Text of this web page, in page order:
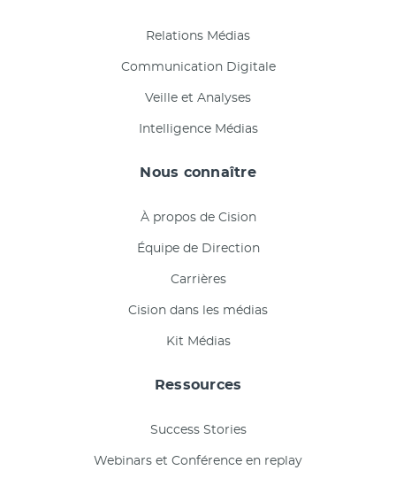
Relations Médias
Communication Digitale
Veille et Analyses
Intelligence Médias
Nous connaître
À propos de Cision
Équipe de Direction
Carrières
Cision dans les médias
Kit Médias
Ressources
Success Stories
Webinars et Conférence en replay